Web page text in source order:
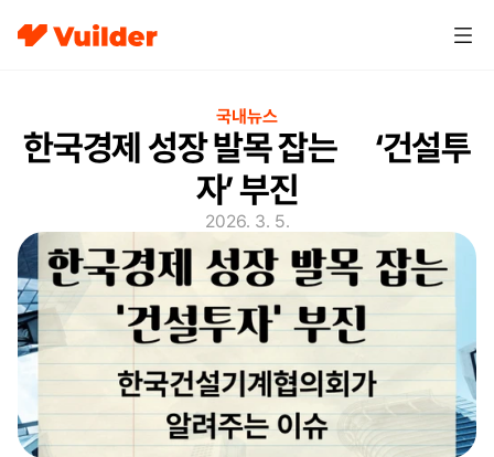
국내뉴스
한국경제 성장 발목 잡는      ‘건설투
자’ 부진
2026. 3. 5.